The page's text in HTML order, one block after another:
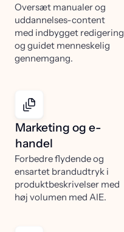
Oversæt manualer og
uddannelses-content
med indbygget redigering
og guidet menneskelig
gennemgang.
Marketing og e-
handel
Forbedre flydende og
ensartet brandudtryk i
produktbeskrivelser med
høj volumen med AIE.